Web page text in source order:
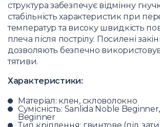
структура забезпечує відмінну
стабільність характеристик при
температур та високу швидкість
плеча після пострілу. Посилені
дозволяють безпечно
тятиви.
Характеристики:
Матеріал: клен, скловолокно
Сумісність: Sanlida Noble
Beginner